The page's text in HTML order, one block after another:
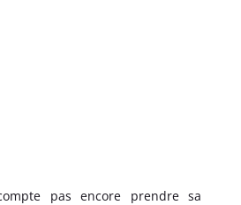
pas encore prendre sa